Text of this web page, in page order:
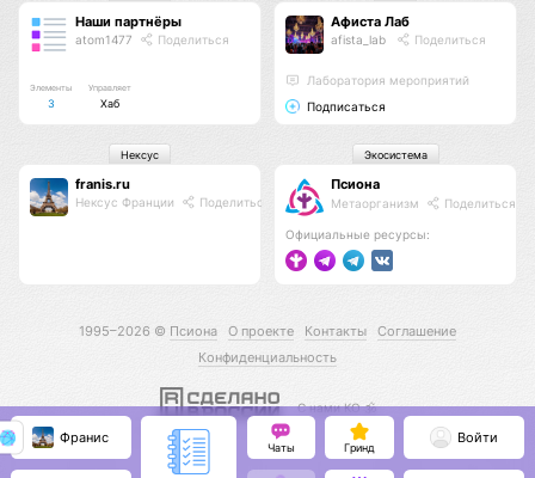
Наши партнёры
atom1477 Поделиться
Элементы
3
Управляет
Хаб
Афиста Лаб
afista_lab Поделиться
Лаборатория мероприятий
Подписаться
franis.ru
Нексус Франции Поделиться
Нексус
Псиона
Метаорганизм Поделиться
Официальные ресурсы:
Экосистема
1995–2026 © Псиона О проекте Контакты
Соглашение
Конфиденциальность
С нами КО 🕉️
Франис
Чаты Гринд
Войти